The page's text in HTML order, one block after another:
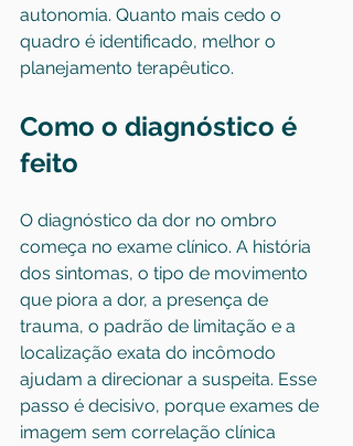
autonomia. Quanto mais cedo o
quadro é identificado, melhor o
planejamento terapêutico.
Como o diagnóstico é
feito
O diagnóstico da dor no ombro
começa no exame clínico. A história
dos sintomas, o tipo de movimento
que piora a dor, a presença de
trauma, o padrão de limitação e a
localização exata do incômodo
ajudam a direcionar a suspeita. Esse
passo é decisivo, porque exames de
imagem sem correlação clínica